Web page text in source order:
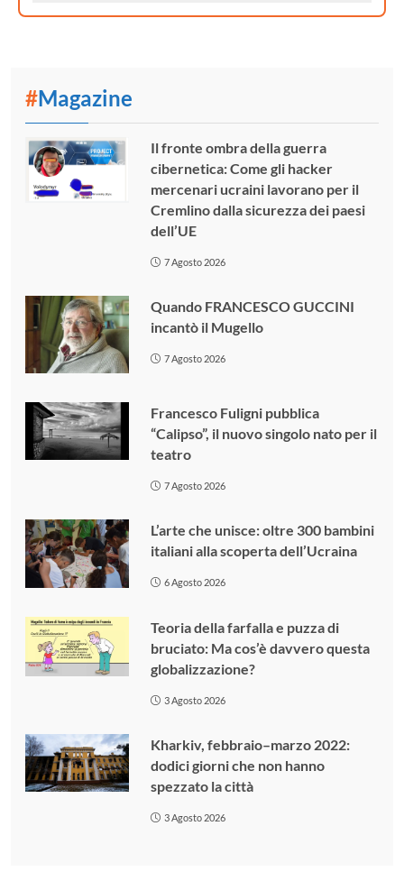
#Magazine
Il fronte ombra della guerra
cibernetica: Come gli hacker
mercenari ucraini lavorano per il
Cremlino dalla sicurezza dei paesi
dell’UE
7 Agosto 2026
Quando FRANCESCO GUCCINI
incantò il Mugello
7 Agosto 2026
Francesco Fuligni pubblica
“Calipso”, il nuovo singolo nato per il
teatro
7 Agosto 2026
L’arte che unisce: oltre 300 bambini
italiani alla scoperta dell’Ucraina
6 Agosto 2026
Teoria della farfalla e puzza di
bruciato: Ma cos’è davvero questa
globalizzazione?
3 Agosto 2026
Kharkiv, febbraio–marzo 2022:
dodici giorni che non hanno
spezzato la città
3 Agosto 2026